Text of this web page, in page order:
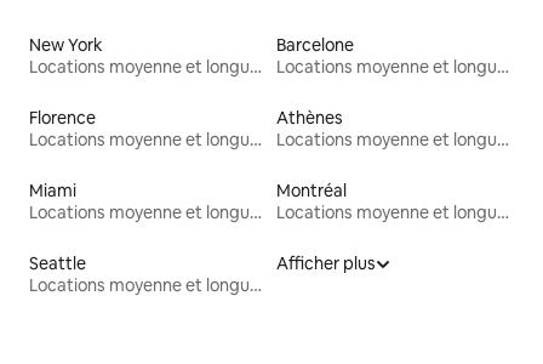
New York
Locations moyenne et longue durée
Barcelone
Locations moyenne et longue durée
Florence
Locations moyenne et longue durée
Athènes
Locations moyenne et longue durée
Miami
Locations moyenne et longue durée
Montréal
Locations moyenne et longue durée
Seattle
Locations moyenne et longue durée
Afficher plus